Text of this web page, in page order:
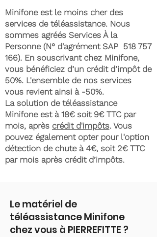
Minifone est le moins cher des
services de téléassistance. Nous
sommes agréés Services À la
Personne (N° d'agrément SAP 518 757
166). En souscrivant chez Minifone,
vous bénéficiez d’un crédit d’impôt de
50%. L'ensemble de nos services
vous revient ainsi à -50%.
La solution de téléassistance
Minifone est à 18€ soit 9€ TTC par
mois, après crédit d'impôts. Vous
pouvez également opter pour l'option
détection de chute à 4€, soit 2€ TTC
par mois après crédit d’impôts.
Le matériel de
téléassistance Minifone
chez vous à PIERREFITTE ?